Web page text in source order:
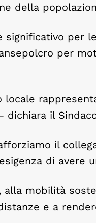
della
per
per
il
il
di avere
mobilità
e a